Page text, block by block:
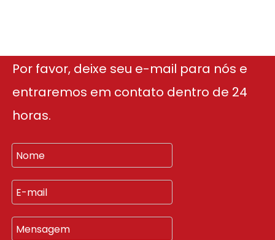
Por favor, deixe seu e-mail para nós e
entraremos em contato dentro de 24
horas.